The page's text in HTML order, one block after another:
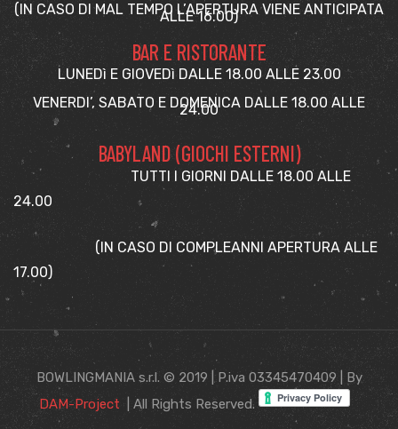
(IN CASO DI MAL TEMPO L’APERTURA VIENE ANTICIPATA
ALLE 16.00)
BAR E RISTORANTE
LUNEDì E GIOVEDì DALLE 18.00 ALLE 23.00
VENERDI’, SABATO E DOMENICA DALLE 18.00 ALLE
24.00
BABYLAND (GIOCHI ESTERNI)
TUTTI I GIORNI DALLE 18.00 ALLE
24.00
(IN CASO DI COMPLEANNI APERTURA ALLE
17.00)
BOWLINGMANIA s.r.l. © 2019 | P.iva 03345470409 | By
DAM-Project | All Rights Reserved.